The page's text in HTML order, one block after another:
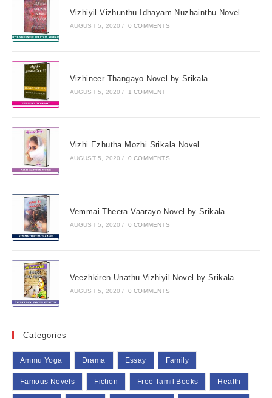
Vizhiyil Vizhunthu Idhayam Nuzhainthu Novel
AUGUST 5, 2020 / 0 COMMENTS
Vizhineer Thangayo Novel by Srikala
AUGUST 5, 2020 / 1 COMMENT
Vizhi Ezhutha Mozhi Srikala Novel
AUGUST 5, 2020 / 0 COMMENTS
Vemmai Theera Vaarayo Novel by Srikala
AUGUST 5, 2020 / 0 COMMENTS
Veezhkiren Unathu Vizhiyil Novel by Srikala
AUGUST 5, 2020 / 0 COMMENTS
Categories
Ammu Yoga Drama Essay Family
Famous Novels Fiction Free Tamil Books Health